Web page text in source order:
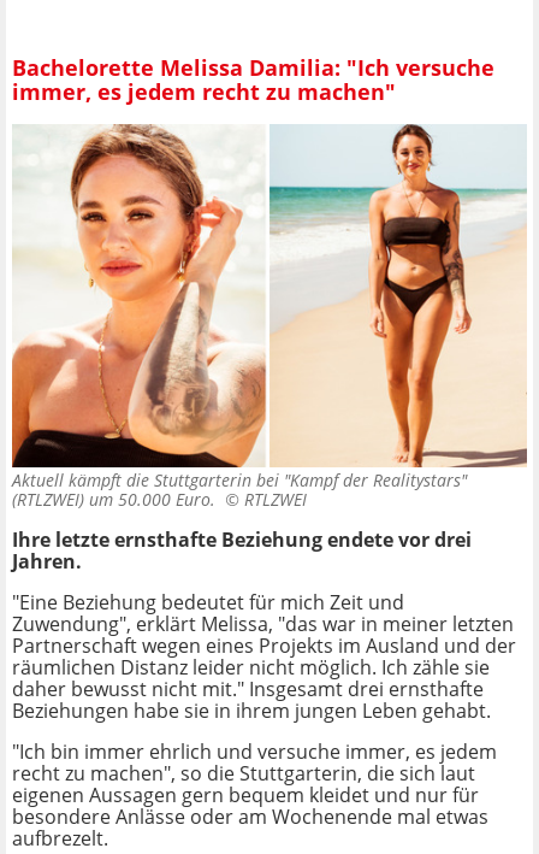
Bachelorette Melissa Damilia: "Ich versuche
immer, es jedem recht zu machen"
Aktuell kämpft die Stuttgarterin bei "Kampf der Realitystars"
(RTLZWEI) um 50.000 Euro. © RTLZWEI
Ihre letzte ernsthafte Beziehung endete vor drei
Jahren.
"Eine Beziehung bedeutet für mich Zeit und
Zuwendung", erklärt Melissa, "das war in meiner letzten
Partnerschaft wegen eines Projekts im Ausland und der
räumlichen Distanz leider nicht möglich. Ich zähle sie
daher bewusst nicht mit." Insgesamt drei ernsthafte
Beziehungen habe sie in ihrem jungen Leben gehabt.
"Ich bin immer ehrlich und versuche immer, es jedem
recht zu machen", so die Stuttgarterin, die sich laut
eigenen Aussagen gern bequem kleidet und nur für
besondere Anlässe oder am Wochenende mal etwas
aufbrezelt.